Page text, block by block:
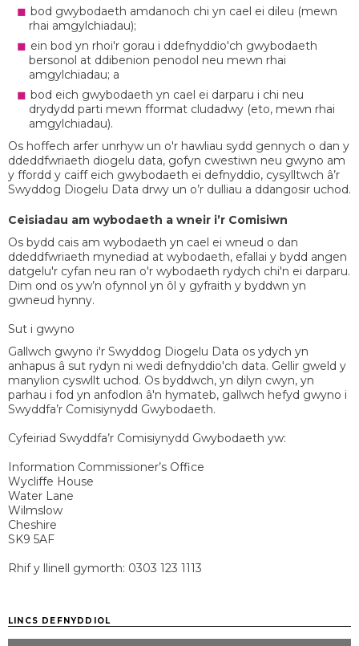
bod gwybodaeth amdanoch chi yn cael ei dileu (mewn
rhai amgylchiadau);
ein bod yn rhoi'r gorau i ddefnyddio'ch gwybodaeth
bersonol at ddibenion penodol neu mewn rhai
amgylchiadau; a
bod eich gwybodaeth yn cael ei darparu i chi neu
drydydd parti mewn fformat cludadwy (eto, mewn rhai
amgylchiadau).
Os hoffech arfer unrhyw un o'r hawliau sydd gennych o dan y
ddeddfwriaeth diogelu data, gofyn cwestiwn neu gwyno am
y ffordd y caiff eich gwybodaeth ei defnyddio, cysylltwch â’r
Swyddog Diogelu Data drwy un o’r dulliau a ddangosir uchod.
Ceisiadau am wybodaeth a wneir i’r Comisiwn
Os bydd cais am wybodaeth yn cael ei wneud o dan
ddeddfwriaeth mynediad at wybodaeth, efallai y bydd angen
datgelu'r cyfan neu ran o'r wybodaeth rydych chi'n ei darparu.
Dim ond os yw’n ofynnol yn ôl y gyfraith y byddwn yn
gwneud hynny.
Sut i gwyno
Gallwch gwyno i'r Swyddog Diogelu Data os ydych yn
anhapus â sut rydyn ni wedi defnyddio'ch data. Gellir gweld y
manylion cyswllt uchod. Os byddwch, yn dilyn cwyn, yn
parhau i fod yn anfodlon â'n hymateb, gallwch hefyd gwyno i
Swyddfa’r Comisiynydd Gwybodaeth.
Cyfeiriad Swyddfa’r Comisiynydd Gwybodaeth yw:
Information Commissioner’s Office
Wycliffe House
Water Lane
Wilmslow
Cheshire
SK9 5AF
Rhif y llinell gymorth: 0303 123 1113
LINCS DEFNYDDIOL